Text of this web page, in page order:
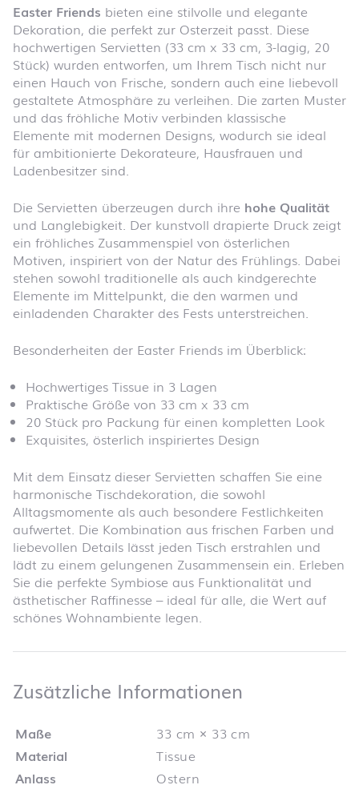
Easter Friends bieten eine stilvolle und elegante
Dekoration, die perfekt zur Osterzeit passt. Diese
hochwertigen Servietten (33 cm x 33 cm, 3-lagig, 20
Stück) wurden entworfen, um Ihrem Tisch nicht nur
einen Hauch von Frische, sondern auch eine liebevoll
gestaltete Atmosphäre zu verleihen. Die zarten Muster
und das fröhliche Motiv verbinden klassische
Elemente mit modernen Designs, wodurch sie ideal
für ambitionierte Dekorateure, Hausfrauen und
Ladenbesitzer sind.
Die Servietten überzeugen durch ihre hohe Qualität
und Langlebigkeit. Der kunstvoll drapierte Druck zeigt
ein fröhliches Zusammenspiel von österlichen
Motiven, inspiriert von der Natur des Frühlings. Dabei
stehen sowohl traditionelle als auch kindgerechte
Elemente im Mittelpunkt, die den warmen und
einladenden Charakter des Fests unterstreichen.
Besonderheiten der Easter Friends im Überblick:
Hochwertiges Tissue in 3 Lagen
Praktische Größe von 33 cm x 33 cm
20 Stück pro Packung für einen kompletten Look
Exquisites, österlich inspiriertes Design
Mit dem Einsatz dieser Servietten schaffen Sie eine
harmonische Tischdekoration, die sowohl
Alltagsmomente als auch besondere Festlichkeiten
aufwertet. Die Kombination aus frischen Farben und
liebevollen Details lässt jeden Tisch erstrahlen und
lädt zu einem gelungenen Zusammensein ein. Erleben
Sie die perfekte Symbiose aus Funktionalität und
ästhetischer Raffinesse – ideal für alle, die Wert auf
schönes Wohnambiente legen.
Zusätzliche Informationen
Maße
33 cm × 33 cm
Material
Tissue
Anlass
Ostern